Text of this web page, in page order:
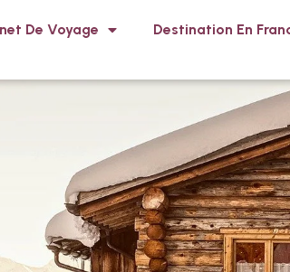
De Voyage Destination En